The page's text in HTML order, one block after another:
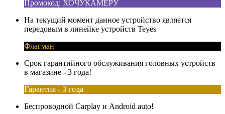
Промокод: ХОЧУКАМЕРУ
На текущий момент данное устройство является
передовым в линейке устройств Teyes
Флагман
Срок гарантийного обслуживания головных устройств
в магазине - 3 года!
Гарантия - 3 года
Беспроводной Carplay и Android auto!